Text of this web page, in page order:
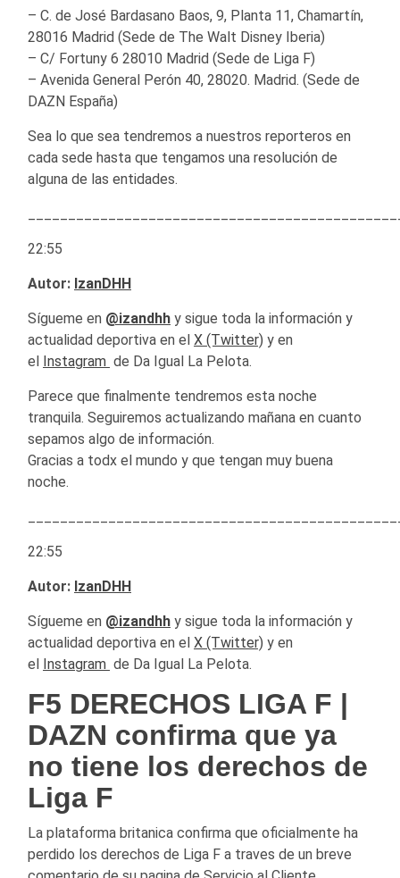
– C. de José Bardasano Baos, 9, Planta 11, Chamartín,
28016 Madrid (Sede de The Walt Disney Iberia)
– C/ Fortuny 6 28010 Madrid (Sede de Liga F)
– Avenida General Perón 40, 28020. Madrid. (Sede de
DAZN España)
Sea lo que sea tendremos a nuestros reporteros en
cada sede hasta que tengamos una resolución de
alguna de las entidades.
22:55
Autor: IzanDHH
Sígueme en @izandhh y sigue toda la información y
actualidad deportiva en el X (Twitter) y en
el Instagram de Da Igual La Pelota.
Parece que finalmente tendremos esta noche
tranquila. Seguiremos actualizando mañana en cuanto
sepamos algo de información.
Gracias a todx el mundo y que tengan muy buena
noche.
22:55
Autor: IzanDHH
Sígueme en @izandhh y sigue toda la información y
actualidad deportiva en el X (Twitter) y en
el Instagram de Da Igual La Pelota.
F5 DERECHOS LIGA F |
DAZN confirma que ya
no tiene los derechos de
Liga F
La plataforma britanica confirma que oficialmente ha
perdido los derechos de Liga F a traves de un breve